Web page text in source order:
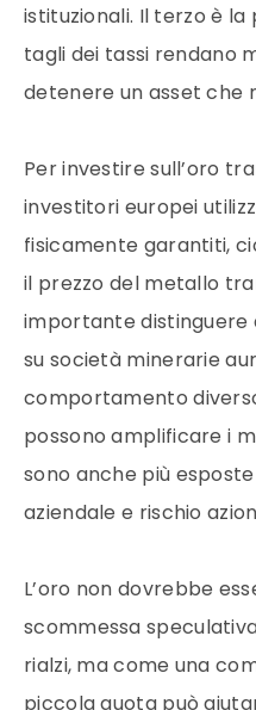
istituzionali. Il terzo è
tagli dei tassi rendano
detenere un asset che
Per investire sull’oro
investitori europei
fisicamente garantiti,
il prezzo del metallo
importante distinguere
su società minerarie
comportamento
possono amplificare i
sono anche più
aziendale e rischio
L’oro non dovrebbe
scommessa
rialzi, ma come una
piccola quota può